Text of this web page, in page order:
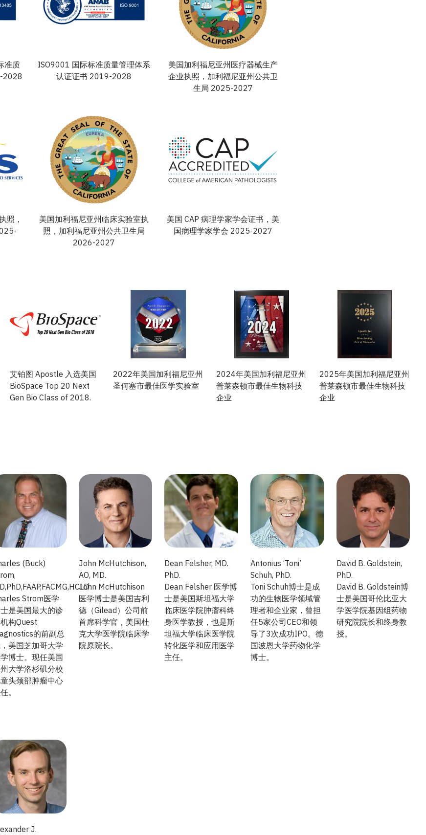
准质
2028
ISO9001 国际标准质量管理体系
认证证书 2019-2028
美国加利福尼亚州医疗器械生产
企业执照，加利福尼亚州公共卫
生局 2025-2027
照，
美国加利福尼亚州临床实验室执
照，加利福尼亚州公共卫生局
2026-2027
美国 CAP 病理学家学会证书，美
国病理学家学会 2025-2027
艾铂图 Apostle 入选美国
BioSpace Top 20 Next
Gen Bio Class of 2018.
2022年美国加利福尼亚州
圣何塞市最佳医学实验室
2024年美国加利福尼亚州
普莱森顿市最佳生物科技
企业
2025年美国加利福尼亚州
普莱森顿市最佳生物科技
企业
(Buck)
Strom医学
是美国最大的诊
构Quest
的前副总
美国芝加哥大学
博士。现任美国
大学洛杉矶分校
童头颈部肿瘤中心
。
John McHutchison,
AO, MD.
John McHutchison
医学博士是美国吉利
德（Gilead）公司前
首席科学官，美国杜
克大学医学院临床学
院原院长。
Dean Felsher, MD.
PhD.
Dean Felsher 医学博
士是美国斯坦福大学
临床医学院肿瘤科终
身医学教授，也是斯
坦福大学临床医学院
转化医学和应用医学
主任。
Antonius ‘Toni’
Schuh, PhD.
Toni Schuh博士是成
功的生物医学领域管
理者和企业家，曾担
任5家公司CEO和领
导了3次成功IPO。德
国波恩大学药物化学
博士。
David B. Goldstein,
PhD.
David B. Goldstein博
士是美国哥伦比亚大
学医学院基因组药物
研究院院长和终身教
授。
J.